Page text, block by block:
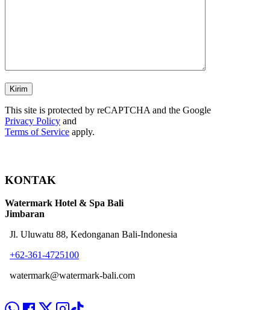
This site is protected by reCAPTCHA and the Google
Privacy Policy and
Terms of Service apply.
KONTAK
Watermark Hotel & Spa Bali
Jimbaran
Jl. Uluwatu 88, Kedonganan Bali-Indonesia
+62-361-4725100
watermark@watermark-bali.com